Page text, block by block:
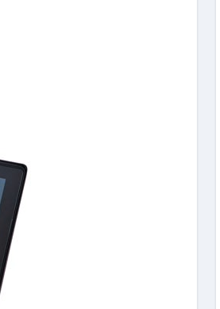
#詐欺 #弁護士 #法律